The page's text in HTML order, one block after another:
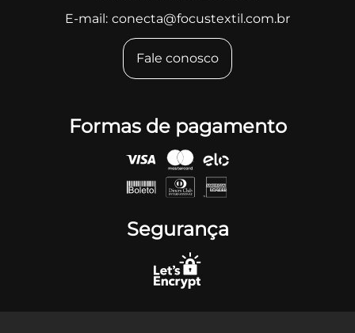
E-mail: conecta@focustextil.com.br
Fale conosco
Formas de pagamento
Segurança